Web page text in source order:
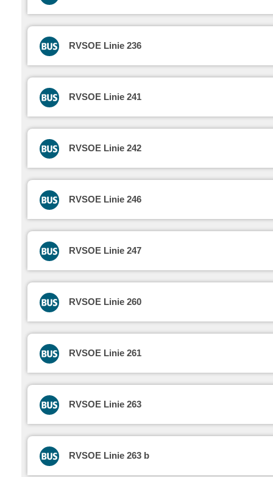
RVSOE Linie 236
RVSOE Linie 241
RVSOE Linie 242
RVSOE Linie 246
RVSOE Linie 247
RVSOE Linie 260
RVSOE Linie 261
RVSOE Linie 263
RVSOE Linie 263 b